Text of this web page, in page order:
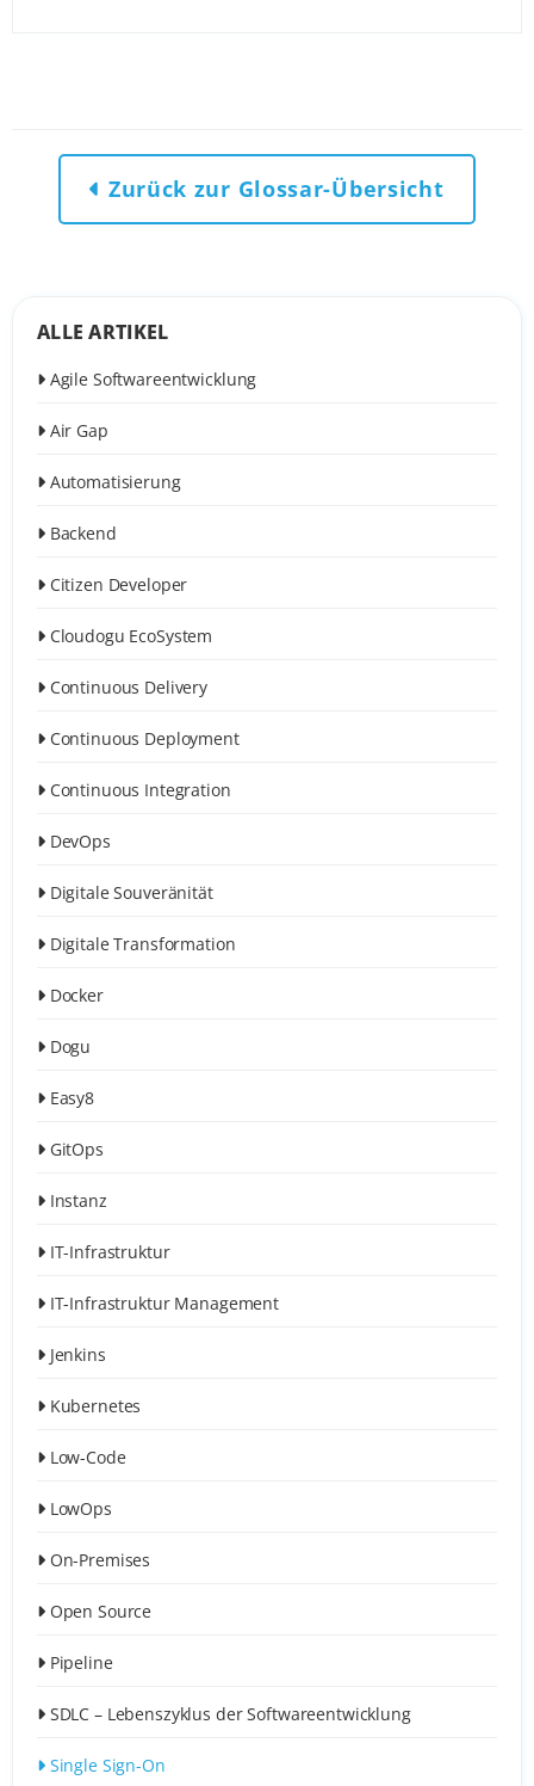
Zurück zur Glossar-Übersicht
ALLE ARTIKEL
Agile Softwareentwicklung
Air Gap
Automatisierung
Backend
Citizen Developer
Cloudogu EcoSystem
Continuous Delivery
Continuous Deployment
Continuous Integration
DevOps
Digitale Souveränität
Digitale Transformation
Docker
Dogu
Easy8
GitOps
Instanz
IT-Infrastruktur
IT-Infrastruktur Management
Jenkins
Kubernetes
Low-Code
LowOps
On-Premises
Open Source
Pipeline
SDLC – Lebenszyklus der Softwareentwicklung
Single Sign-On